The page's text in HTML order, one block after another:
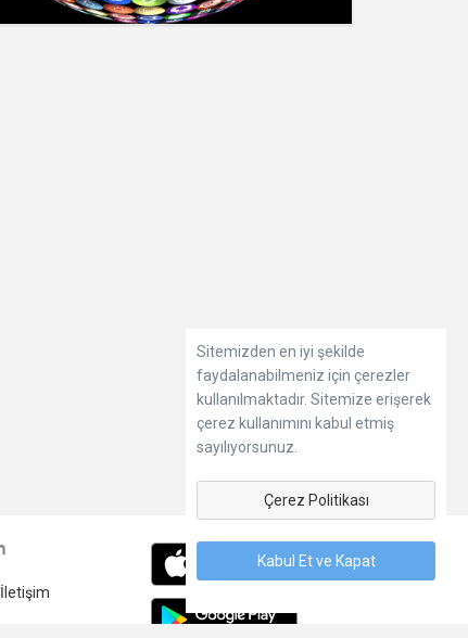
Sitemizden en iyi şekilde
faydalanabilmeniz için çerezler
kullanılmaktadır. Sitemize erişerek
çerez kullanımını kabul etmiş
sayılıyorsunuz.
Çerez Politikası
Kabul Et ve Kapat
İletişim